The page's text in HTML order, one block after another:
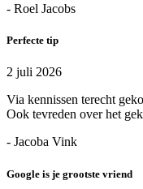
- Roel Jacobs
Perfecte tip
2 juli 2026
Via kennissen terecht
Ook tevreden over het
- Jacoba Vink
Google is je grootste vriend